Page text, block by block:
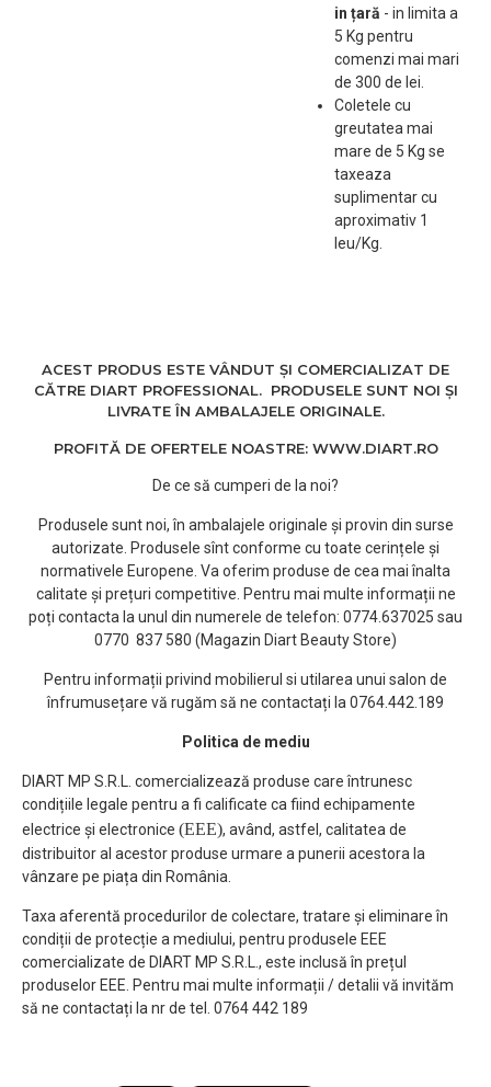
in țară - in limita a
5 Kg pentru
comenzi mai mari
de 300 de lei.
Coletele cu
greutatea mai
mare de 5 Kg se
taxeaza
suplimentar cu
aproximativ 1
leu/Kg.
ACEST PRODUS ESTE VÂNDUT ȘI COMERCIALIZAT DE
CĂTRE DIART PROFESSIONAL. PRODUSELE SUNT NOI ȘI
LIVRATE ÎN AMBALAJELE ORIGINALE.
PROFITĂ DE OFERTELE NOASTRE: WWW.DIART.RO
De ce să cumperi de la noi?
Produsele sunt noi, în ambalajele originale și provin din surse
autorizate. Produsele sînt conforme cu toate cerințele și
normativele Europene. Va oferim produse de cea mai înalta
calitate și prețuri competitive. Pentru mai multe informații ne
poți contacta la unul din numerele de telefon: 0774.637025 sau
0770 837 580 (Magazin Diart Beauty Store)
Pentru informații privind mobilierul si utilarea unui salon de
înfrumusețare vă rugăm să ne contactați la 0764.442.189
Politica de mediu
DIART MP S.R.L. comercializează produse care întrunesc
condițiile legale pentru a fi calificate ca fiind echipamente
electrice și electronice (EEE), având, astfel, calitatea de
distribuitor al acestor produse urmare a punerii acestora la
vânzare pe piața din România.
Taxa aferentă procedurilor de colectare, tratare și eliminare în
condiții de protecție a mediului, pentru produsele EEE
comercializate de DIART MP S.R.L., este inclusă în prețul
produselor EEE. Pentru mai multe informații / detalii vă invităm
să ne contactați la nr de tel. 0764 442 189